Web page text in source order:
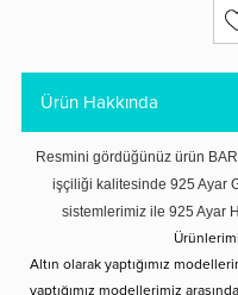
Ürün Hakkında
Resmini gördüğünüz ürün
işçiliği kalitesinde 925 Ayar
sistemlerimiz ile 925 Ayar
Altın olarak yaptığımız
yaptığımız modellerimiz